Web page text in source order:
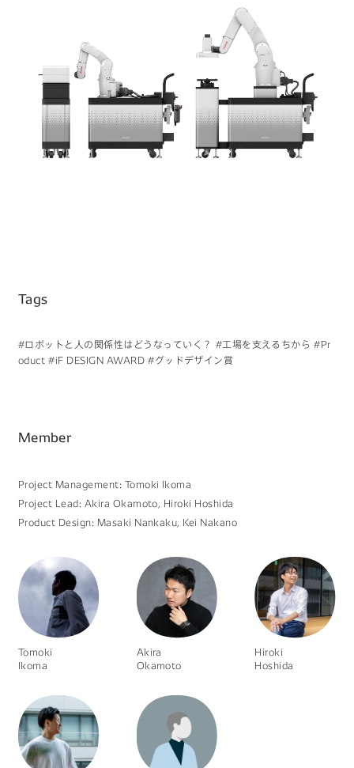
Tags
#ロボットと人の関係性はどうなっていく？ #工場を支えるちから #Pr
oduct #iF DESIGN AWARD #グッドデザイン賞
Member
Project Management: Tomoki Ikoma
Project Lead: Akira Okamoto, Hiroki Hoshida
Product Design: Masaki Nankaku, Kei Nakano
Tomoki
Ikoma
Akira
Okamoto
Hiroki
Hoshida